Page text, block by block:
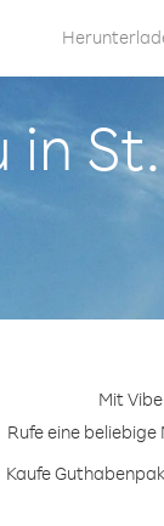
in
Mit
Rufe eine
Kaufe